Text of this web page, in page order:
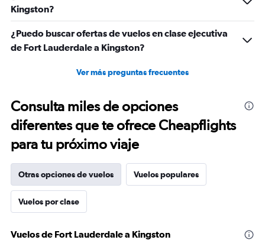
15.
Kingston?
¿Puedo buscar ofertas de vuelos en clase ejecutiva
de Fort Lauderdale a Kingston?
Ver más preguntas frecuentes
Consulta miles de opciones
diferentes que te ofrece Cheapflights
para tu próximo viaje
Otras opciones de vuelos Vuelos populares
Vuelos por clase
Vuelos de Fort Lauderdale a Kingston